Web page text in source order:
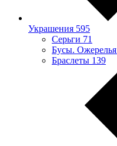
Украшения 595
Серьги 71
Бусы. Ожерелья
Браслеты 139